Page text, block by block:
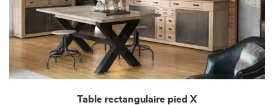
Table rectangulaire pied X